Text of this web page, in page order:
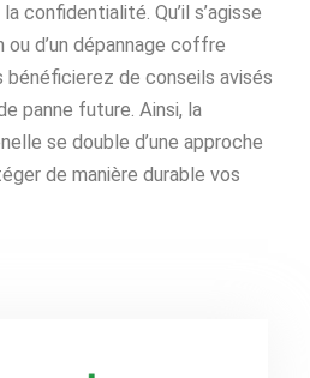
confidentialité. Qu’il s’agisse
ou d’un dépannage coffre
bénéficierez de conseils avisés
panne future. Ainsi, la
se double d’une approche
de manière durable vos